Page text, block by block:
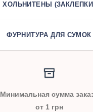
ХОЛЬНИТЕНЫ
ФУРНИТУРА ДЛЯ СУМОК
Минимальная сумма
от 1 грн